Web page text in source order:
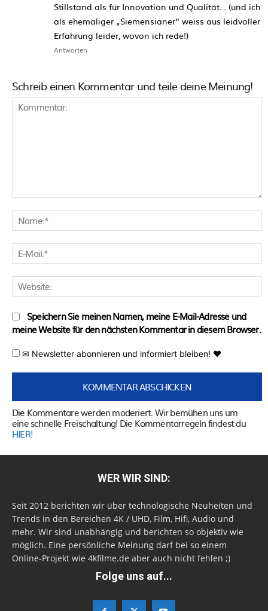
Stillstand als für Innovation und Qualität… (und ich
als ehemaliger „Siemensianer“ weiss aus leidvoller
Erfahrung leider, wovon ich rede!)
Antworten
Schreib einen Kommentar und teile deine Meinung!
Speichern Sie meinen Namen, meine E-Mail-Adresse und
meine Website für den nächsten Kommentar in diesem Browser.
✉ Newsletter abonnieren und informiert bleiben! ♥
Die Kommentare werden moderiert. Wir bemühen uns um
eine schnelle Freischaltung! Die Kommentarregeln findest du
HIER!
WER WIR SIND:
Seit 2012 berichten wir über technologische Neuheiten und
Trends in den Bereichen 4K / UHD, Film, Hifi, Audio und
mehr. Wir sind unabhängig und berichten so objektiv wie
möglich. Eine persönliche Meinung darf bei so einem
Online-Projekt wie 4kfilme.de aber auch nicht fehlen ;)
Folge uns auf...